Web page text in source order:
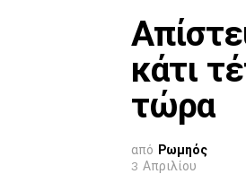
κάτι
τώρα
από Ρωμηός
3 Απριλίου